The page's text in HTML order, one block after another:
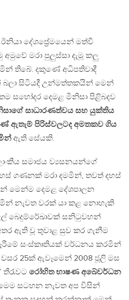
දේශප්‍රේමයෙන් මත්වී
මරා පුලුස්සා දැමූ කලු
තිබේ. දකුණේ අධිපතිවාදී
සිටියදී උන්මත්තකයින් මෙන්
සහෝදර දෙමළ මිනිසා පිළිබදව
සාධාරණත්වය සහ යුක්තිය
ඇතැම් පිරිස්වලටද අමතකව ගිය
ඇති සේයකි.
සමාජය ව්‍යසනයන්ගේ
ගණනක් මරා දමමින්, තවත් දහස්
මෙන්ම දෙමළ දේශපාලන
නැවත වරක් යා කළ නොහැකි
බෙදුම්රේඛාවක් සනිටුවහන්
ඇති වූ තුවාළ සුව කර ගැනීම
සංස්කෘතියක් වර්ධනය කරමින්
25ක් ඇවෑමෙන් 2008 ජූලි මස
රෝහිත භාෂණ අබේවර්ධන
සටහන නැවත අප විසින්